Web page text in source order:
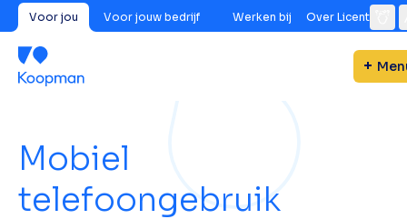
Voor jou Voor jouw bedrijf Werken bij Over Licent
Mobiel
telefoongebruik